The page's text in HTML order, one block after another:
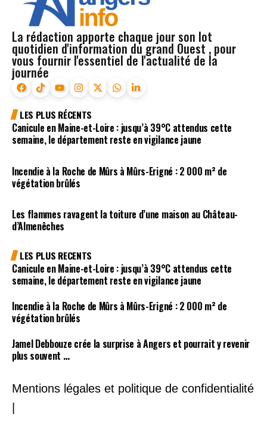
La rédaction apporte chaque jour son lot
quotidien d'information du grand Ouest , pour
vous fournir l'essentiel de l'actualité de la
journée
LES PLUS RÉCENTS
Canicule en Maine-et-Loire : jusqu’à 39°C attendus cette
semaine, le département reste en vigilance jaune
Incendie à la Roche de Mûrs à Mûrs-Erigné : 2 000 m² de
végétation brûlés
Les flammes ravagent la toiture d’une maison au Château-
d’Almenêches
LES PLUS RECENTS
Canicule en Maine-et-Loire : jusqu’à 39°C attendus cette
semaine, le département reste en vigilance jaune
Incendie à la Roche de Mûrs à Mûrs-Erigné : 2 000 m² de
végétation brûlés
Jamel Debbouze crée la surprise à Angers et pourrait y revenir
plus souvent …
Mentions légales et politique de confidentialité